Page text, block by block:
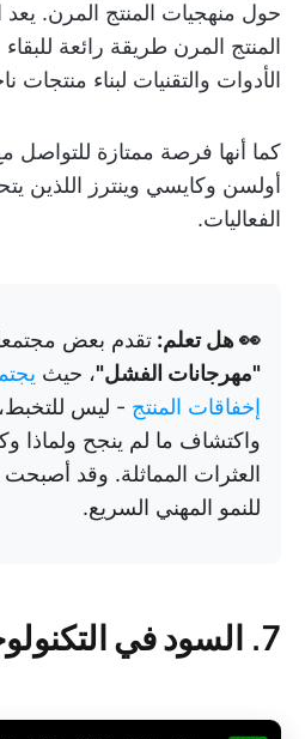
حول منهجيات المنتج المرن. يعد
المنتج المرن طريقة رائعة
الأدوات والتقنيات لبناء منتجات
كما أنها فرصة ممتازة للتواصل
أولسن وكايسي وينترز اللذين
الفعاليات.
👀 هل تعلم: تقدم بعض
"مهرجانات الفشل"، حيث
إخفاقات المنتج - ليس للتخبط،
واكتشاف ما لم ينجح ولماذا
العثرات المماثلة. وقد أصبحت
للنمو المهني السريع.
7. السود في التكنولوجيا